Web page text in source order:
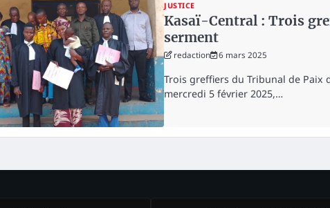
JUSTICE
Kasaï-Central : Trois
serment
redaction 6 mars 2025
Trois greffiers du Tribunal de Paix
mercredi 5 février 2025,…